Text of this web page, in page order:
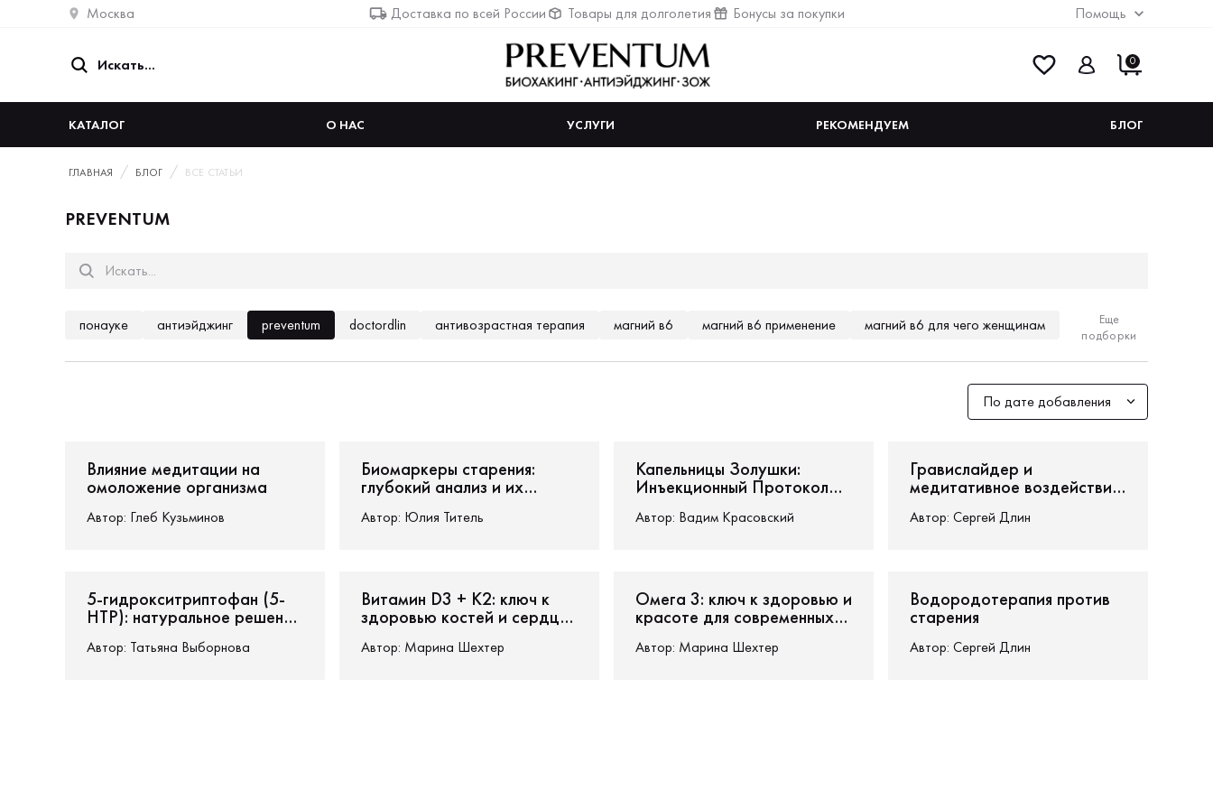
Москва Доставка по всей России Товары для долголетия Бонусы за покупки Помощь
0
КАТАЛОГ О НАС УСЛУГИ РЕКОМЕНДУЕМ БЛОГ
ГЛАВНАЯ БЛОГ ВСЕ СТАТЬИ
PREVENTUM
понауке антиэйджинг preventum doctordlin антивозрастная терапия магний в6 магний в6 применение
магний в6 для чего женщинам
омега 3 для взрослых
5 htp гидрокситриптофан
биомаркеры
код от биомаркера биомаркер анализы определение биомаркеров биомаркер крови 101
Еще
подборки
По дате добавления
Влияние медитации на
омоложение организма
Автор: Глеб Кузьминов
Биомаркеры старения:
глубокий анализ и их
Автор: Юлия Титель
Капельницы Золушки:
Инъекционный Протокол
Улучшения Метаболизма
Автор: Вадим Красовский
Гравислайдер и
медитативное воздействие:
спокойствие в современной
Автор: Сергей Длин
5-гидрокситриптофан (5-
HTP): натуральное решение
депрессии
Автор: Татьяна Выборнова
Витамин D3 + K2: ключ к
здоровью костей и сердца
Автор: Марина Шехтер
Омега 3: ключ к здоровью и
красоте для современных
Автор: Марина Шехтер
Водородотерапия против
старения
Автор: Сергей Длин